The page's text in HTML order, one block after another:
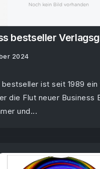
bestseller
2024
ist seit 1989
die Flut neuer Business
und...